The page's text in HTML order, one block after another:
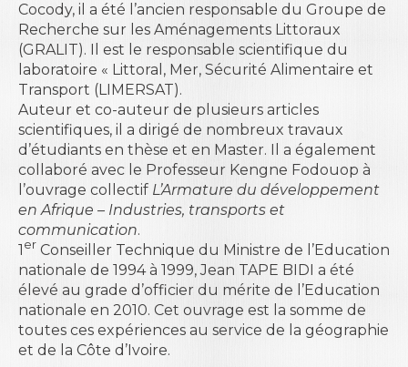
Cocody, il a été l’ancien responsable du Groupe de
Recherche sur les Aménagements Littoraux
(GRALIT). Il est le responsable scientifique du
laboratoire « Littoral, Mer, Sécurité Alimentaire et
Transport (LIMERSAT).
Auteur et co-auteur de plusieurs articles
scientifiques, il a dirigé de nombreux travaux
d’étudiants en thèse et en Master. Il a également
collaboré avec le Professeur Kengne Fodouop à
l’ouvrage collectif L’Armature du développement
en Afrique – Industries, transports et
communication.
1 er Conseiller Technique du Ministre de l’Education
nationale de 1994 à 1999, Jean TAPE BIDI a été
élevé au grade d’officier du mérite de l’Education
nationale en 2010. Cet ouvrage est la somme de
toutes ces expériences au service de la géographie
et de la Côte d’Ivoire.